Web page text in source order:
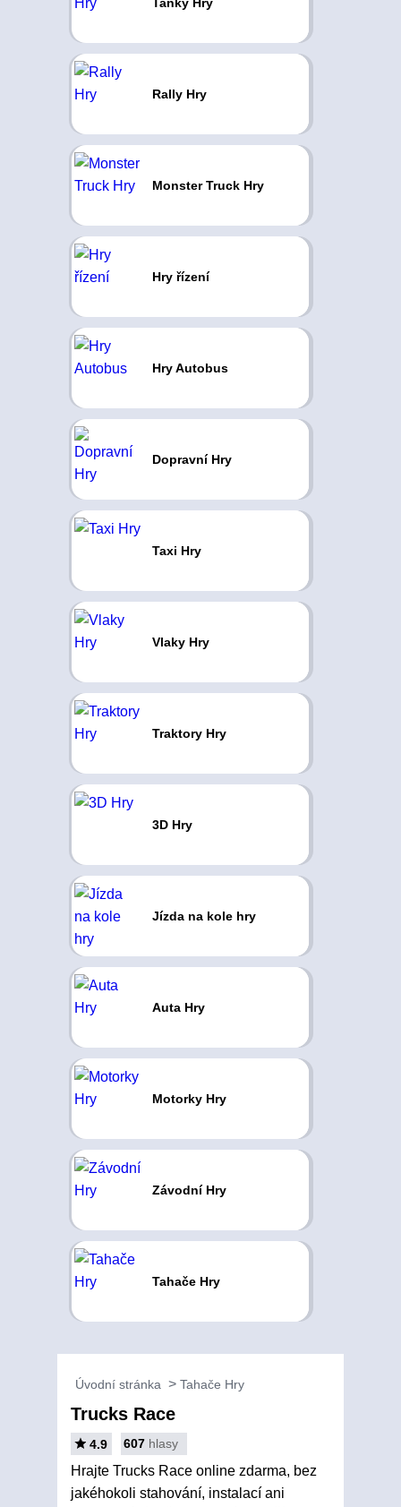
Rally Hry
Monster Truck Hry
Hry řízení
Hry Autobus
Dopravní Hry
Taxi Hry
Vlaky Hry
Traktory Hry
3D Hry
Jízda na kole hry
Auta Hry
Motorky Hry
Závodní Hry
Tahače Hry
Úvodní stránka Tahače Hry
Trucks Race
4.9 607 hlasy
Hrajte Trucks Race online zdarma, bez
jakéhokoli stahování, instalací ani